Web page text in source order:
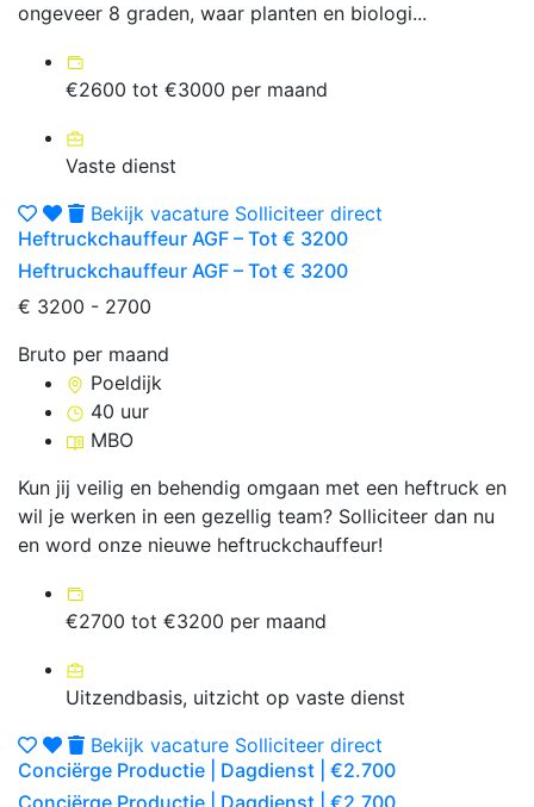
ongeveer 8 graden, waar planten en biologi...
€2600 tot €3000 per maand
Vaste dienst
Bekijk vacature Solliciteer direct
Heftruckchauffeur AGF – Tot € 3200
Heftruckchauffeur AGF – Tot € 3200
€ 3200 - 2700
Bruto per maand
Poeldijk
40 uur
MBO
Kun jij veilig en behendig omgaan met een heftruck en
wil je werken in een gezellig team? Solliciteer dan nu
en word onze nieuwe heftruckchauffeur!
€2700 tot €3200 per maand
Uitzendbasis, uitzicht op vaste dienst
Bekijk vacature Solliciteer direct
Conciërge Productie | Dagdienst | €2.700